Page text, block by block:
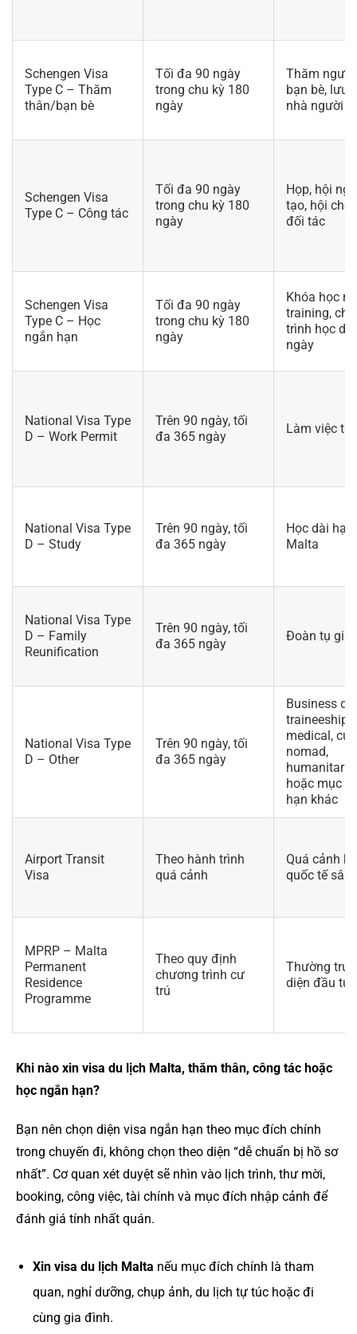
Schengen Visa
Type C – Thăm
thân/bạn bè
Tối đa 90 ngày
trong chu kỳ 180
ngày
Thăm
bạn bè, lưu
nhà người
Schengen Visa
Type C – Công tác
Tối đa 90 ngày
trong chu kỳ 180
ngày
Họp, hội
tạo, hội
đối tác
Schengen Visa
Type C – Học
ngắn hạn
Tối đa 90 ngày
trong chu kỳ 180
ngày
Khóa học
training,
trình học
ngày
National Visa Type
D – Work Permit
Trên 90 ngày, tối
đa 365 ngày
Làm việc
National Visa Type
D – Study
Trên 90 ngày, tối
đa 365 ngày
Học dài
Malta
National Visa Type
D – Family
Reunification
Trên 90 ngày, tối
đa 365 ngày
Đoàn tụ gia
National Visa Type
D – Other
Trên 90 ngày, tối
đa 365 ngày
Business
traineeship,
medical,
nomad,
hoặc mục
hạn khác
Airport Transit
Visa
Theo hành trình
quá cảnh
Quá cảnh
quốc tế sân
MPRP – Malta
Permanent
Residence
Programme
Theo quy định
chương trình cư
trú
Thường trú
diện đầu tư
Khi nào xin visa du lịch Malta, thăm thân, công tác hoặc
học ngắn hạn?
Bạn nên chọn diện visa ngắn hạn theo mục đích chính
trong chuyến đi, không chọn theo diện “dễ chuẩn bị hồ sơ
nhất”. Cơ quan xét duyệt sẽ nhìn vào lịch trình, thư mời,
booking, công việc, tài chính và mục đích nhập cảnh để
đánh giá tính nhất quán.
Xin visa du lịch Malta nếu mục đích chính là tham
quan, nghỉ dưỡng, chụp ảnh, du lịch tự túc hoặc đi
cùng gia đình.